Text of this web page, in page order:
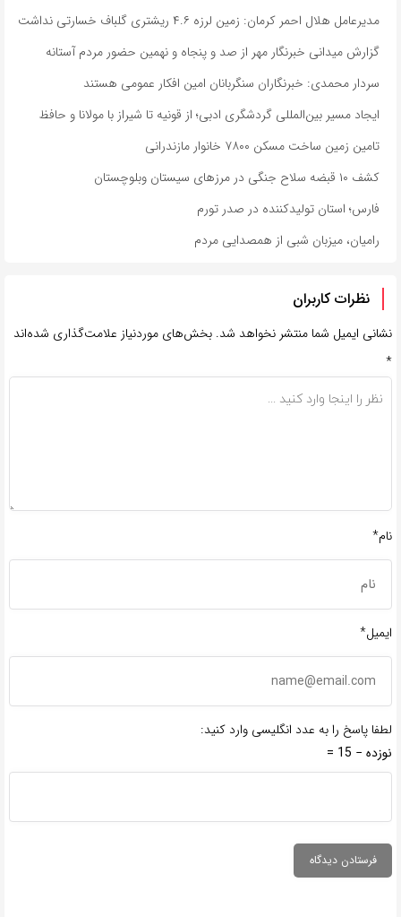
مدیرعامل هلال احمر کرمان: زمین لرزه ۴.۶ ریشتری گلباف خسارتی نداشت
گزارش میدانی خبرنگار مهر از صد و پنجاه و نهمین حضور مردم آستانه
سردار محمدی: خبرنگاران سنگربانان امین افکار عمومی هستند
ایجاد مسیر بین‌المللی گردشگری ادبی؛ از قونیه تا شیراز با مولانا و حافظ
تامین زمین ساخت مسکن ۷۸۰۰ خانوار مازندرانی
کشف ۱۰ قبضه سلاح جنگی در مرزهای سیستان وبلوچستان
فارس؛ استان تولیدکننده در صدر تورم
رامیان، میزبان شبی از همصدایی مردم
نظرات کاربران
نشانی ایمیل شما منتشر نخواهد شد. بخش‌های موردنیاز علامت‌گذاری شده‌اند
*
نام*
ایمیل*
لطفا پاسخ را به عدد انگلیسی وارد کنید:
نوزده − 15 =